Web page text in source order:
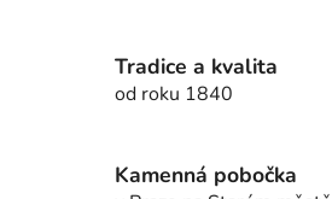
k
ý
p
Tradice a kvalita
od roku 1840
Kamenná pobočka